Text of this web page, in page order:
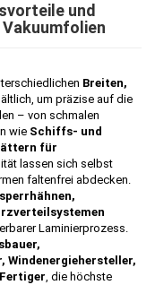
und
Breiten,
um präzise auf die
– von schmalen
wie Schiffs- und
für
lassen sich selbst
faltenfrei abdecken.
Laminierprozess.
, die höchste